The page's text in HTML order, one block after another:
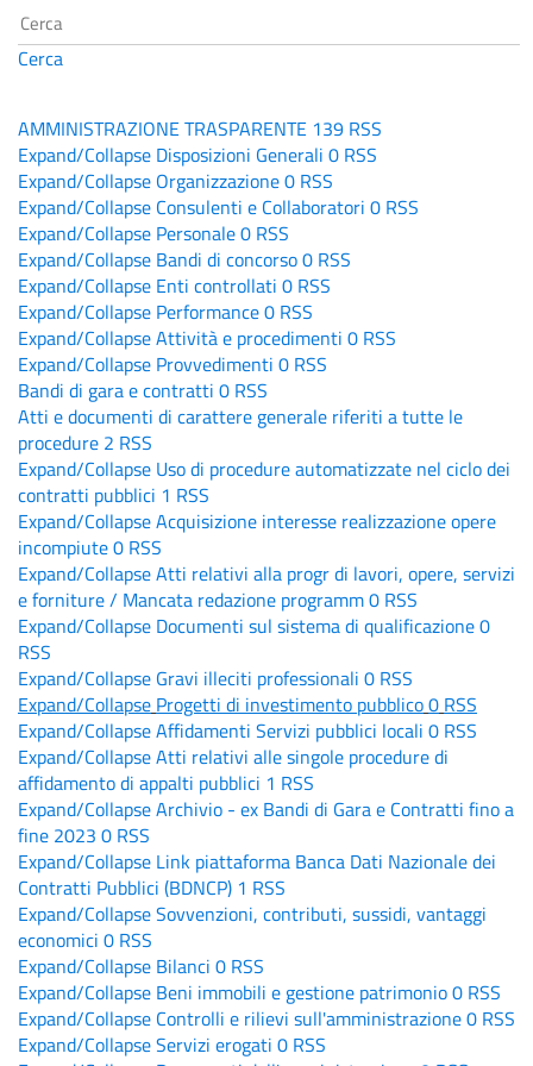
Cerca
AMMINISTRAZIONE TRASPARENTE 139 RSS
Expand/Collapse Disposizioni Generali 0 RSS
Expand/Collapse Organizzazione0 RSS
Expand/Collapse Consulenti e Collaboratori 0 RSS
Expand/Collapse Personale0 RSS
Expand/Collapse Bandi di concorso0 RSS
Expand/Collapse Enti controllati 0 RSS
Expand/Collapse Performance0 RSS
Expand/CollapseAttività e procedimenti 0 RSS
Expand/Collapse Provvedimenti 0 RSS
Bandi di gara e contratti 0 RSS
Atti e documenti di carattere generale riferiti a tutte le
procedure 2 RSS
Expand/Collapse Uso di procedure automatizzate nel ciclo dei
contratti pubblici 1 RSS
Expand/CollapseAcquisizione interesse realizzazione opere
incompiute0 RSS
Expand/CollapseAtti relativi alla progr di lavori, opere, servizi
e forniture / Mancata redazione programm0 RSS
Expand/Collapse Documenti sul sistema di qualificazione0
RSS
Expand/Collapse Gravi illeciti professionali 0 RSS
Expand/Collapse Progetti di investimento pubblico0 RSS
Expand/CollapseAffidamenti Servizi pubblici locali 0 RSS
Expand/CollapseAtti relativi alle singole procedure di
affidamento di appalti pubblici 1 RSS
Expand/CollapseArchivio - ex Bandi di Gara e Contratti fino a
fine 2023 0 RSS
Expand/Collapse Link piattaforma Banca Dati Nazionale dei
Contratti Pubblici (BDNCP) 1 RSS
Expand/CollapseSovvenzioni, contributi, sussidi, vantaggi
economici 0 RSS
Expand/Collapse Bilanci 0 RSS
Expand/Collapse Beni immobili e gestione patrimonio0 RSS
Expand/Collapse Controlli e rilievi sull'amministrazione0 RSS
Expand/CollapseServizi erogati 0 RSS